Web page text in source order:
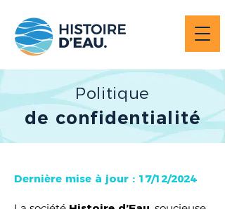
Politique
de confidentialité
Dernière mise à jour : 17/12/2024